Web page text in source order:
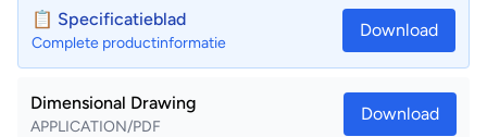
📋 Specificatieblad
Complete productinformatie
Download
Dimensional Drawing
APPLICATION/PDF
Download